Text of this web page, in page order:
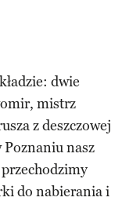
dwie
mistrz
z deszczowej
nasz
do nabierania i